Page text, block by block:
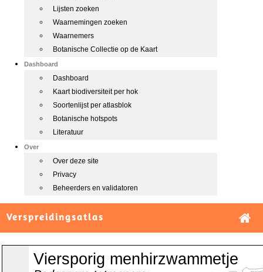
Lijsten zoeken
Waarnemingen zoeken
Waarnemers
Botanische Collectie op de Kaart
Dashboard
Dashboard
Kaart biodiversiteit per hok
Soortenlijst per atlasblok
Botanische hotspots
Literatuur
Over
Over deze site
Privacy
Beheerders en validatoren
Verspreidingsatlas